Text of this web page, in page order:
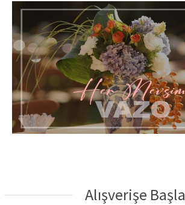
Alışverişe Başla